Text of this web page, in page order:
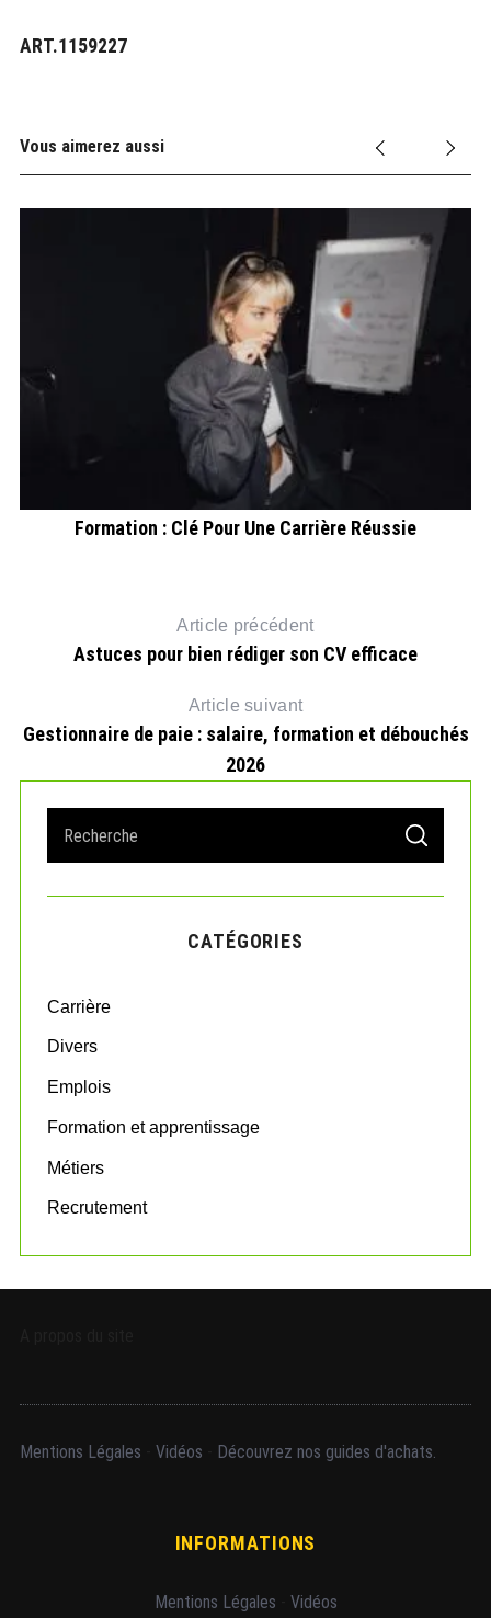
ART.1159227
Vous aimerez aussi
Formation : Clé Pour Une Carrière Réussie
Article précédent
Astuces pour bien rédiger son CV efficace
Article suivant
Gestionnaire de paie : salaire, formation et débouchés
2026
a
r
o
:
S
A
C
CATÉGORIES
Carrière
Divers
Emplois
Formation et apprentissage
Métiers
Recrutement
Mentions Légales Vidéos Découvrez nos guides d'achats.
INFORMATIONS
Mentions Légales Vidéos